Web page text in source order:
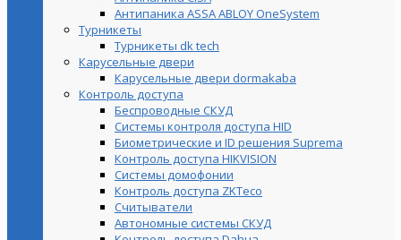
Антипаника ASSA ABLOY OneSystem
Турникеты
Турникеты dk tech
Карусельные двери
Карусельные двери dormakaba
Контроль доступа
Беспроводные СКУД
Системы контроля доступа HID
Биометрические и ID решения Suprema
Контроль доступа HIKVISION
Системы домофонии
Контроль доступа ZKTeco
Считыватели
Автономные системы СКУД